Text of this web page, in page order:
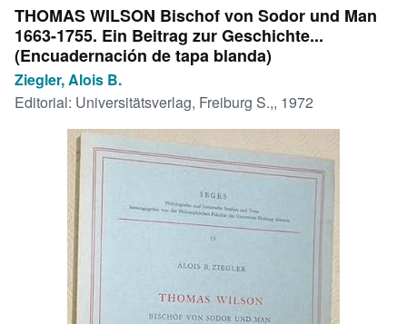
Consultar mis pedidos
Búsqueda avanzada
Colecciones
Arte y coleccionismo
Vendedores
Comenzar a vender
CERRAR
THOMAS WILSON Bischof von Sodor und Man
1663-1755. Ein Beitrag zur Geschichte...
(Encuadernación de tapa blanda)
Ziegler, Alois B.
Editorial: Universitätsverlag, Freiburg S.,, 1972